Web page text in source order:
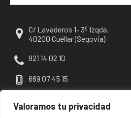
Valoramos tu privacidad
C/ Lavaderos 1- 3º Izqda.
40200 Cuéllar (Segovia)
921 14 02 10
669 07 45 15